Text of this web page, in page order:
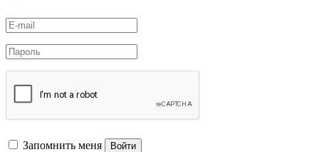
Запомнить меня Войти